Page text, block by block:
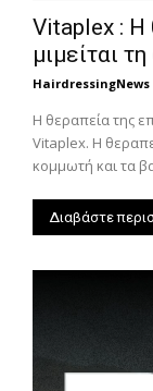
Vitaplex : H
μιμείται
HairdressingNews
H θεραπεία της
Vitaplex. H
κομμωτή και τα
Διαβάστε